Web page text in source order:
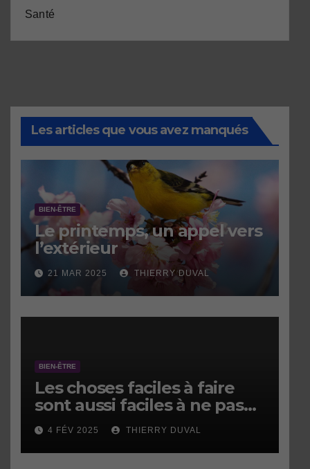
Santé
Les articles que vous avez manqués
BIEN-ÊTRE
Le printemps, un appel vers
l’extérieur
21 MAR 2025 THIERRY DUVAL
BIEN-ÊTRE
Les choses faciles à faire
sont aussi faciles à ne pas
faire.
4 FÉV 2025 THIERRY DUVAL